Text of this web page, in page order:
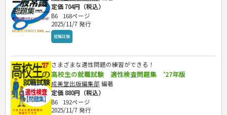
定価 704円（税込）
B6
168ページ
2025/11/7 発行
就職試験
さまざまな適性問題の練習ができる！
高校生の就職試験 適性検査問題集 ’27年版
成美堂出版編集部 編著
定価 880円（税込）
B6
192ページ
2025/11/7 発行